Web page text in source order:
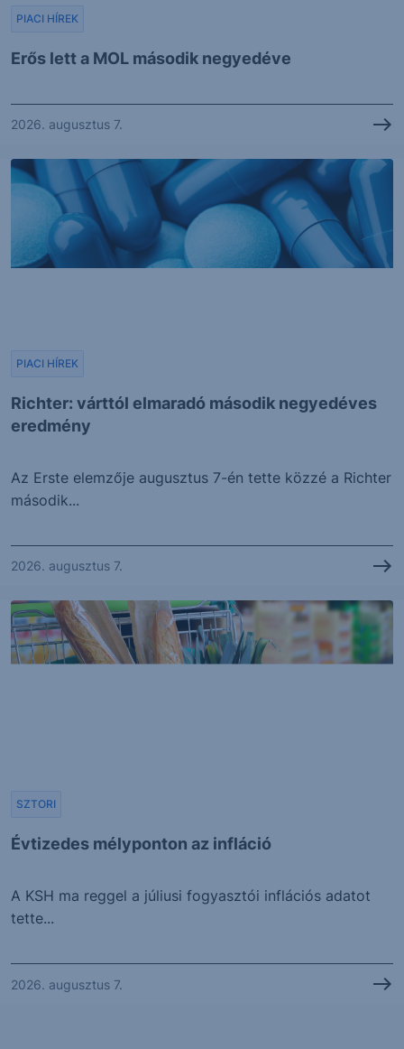
Erős lett a MOL második negyedéve
PIACI HÍREK
2026. augusztus 7.
Richter: várttól elmaradó második negyedéves
eredmény
PIACI HÍREK
Az Erste elemzője augusztus 7-én tette közzé a Richter
második...
2026. augusztus 7.
Évtizedes mélyponton az infláció
SZTORI
A KSH ma reggel a júliusi fogyasztói inflációs adatot
tette...
2026. augusztus 7.